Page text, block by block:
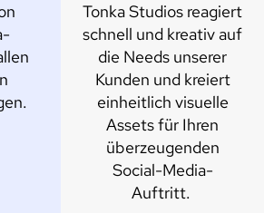
Tonka Studios reagiert
schnell und kreativ auf
die Needs unserer
Kunden und kreiert
einheitlich visuelle
Assets für Ihren
überzeugenden
Social-Media-
Auftritt.